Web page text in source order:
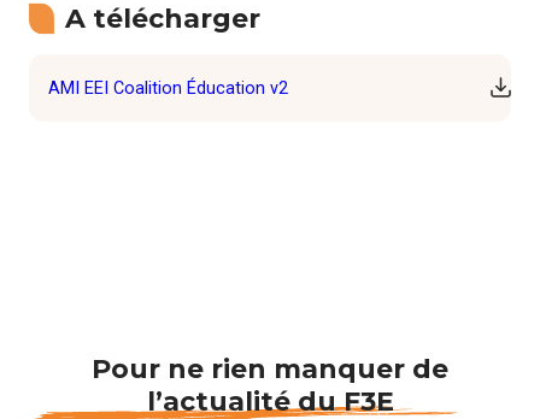
A télécharger
AMI EEI Coalition Éducation v2
Pour ne rien manquer de
l’actualité du F3E